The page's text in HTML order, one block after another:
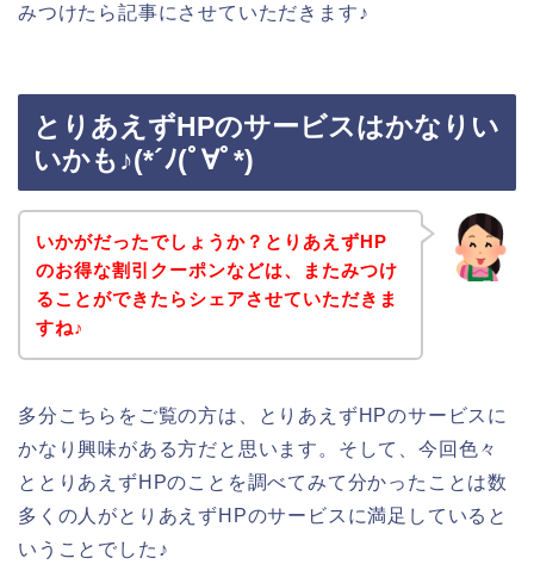
みつけたら記事にさせていただきます♪
とりあえずHPのサービスはかなりい
いかも♪(*´ﾉ(ﾟ∀ﾟ*)
いかがだったでしょうか？とりあえずHP
のお得な割引クーポンなどは、またみつけ
ることができたらシェアさせていただきま
すね♪
多分こちらをご覧の方は、とりあえずHPのサービスに
かなり興味がある方だと思います。そして、今回色々
ととりあえずHPのことを調べてみて分かったことは数
多くの人がとりあえずHPのサービスに満足していると
いうことでした♪